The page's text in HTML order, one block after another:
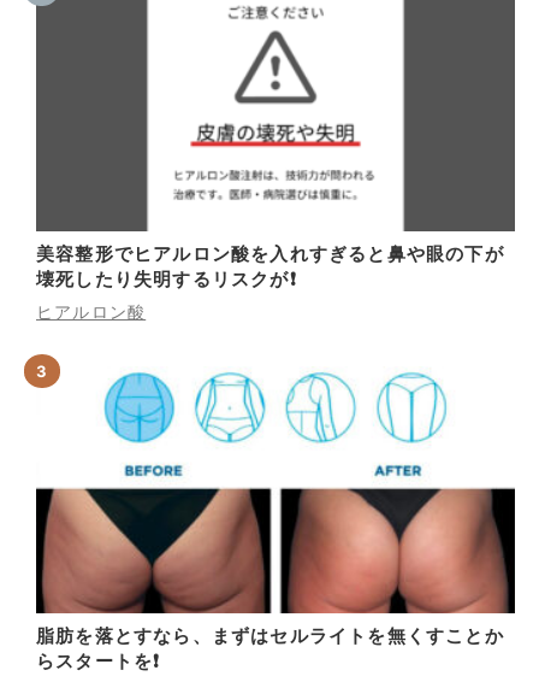
美容整形でヒアルロン酸を入れすぎると鼻や眼の下が
壊死したり失明するリスクが❗
ヒアルロン酸
脂肪を落とすなら、まずはセルライトを無くすことか
らスタートを❗